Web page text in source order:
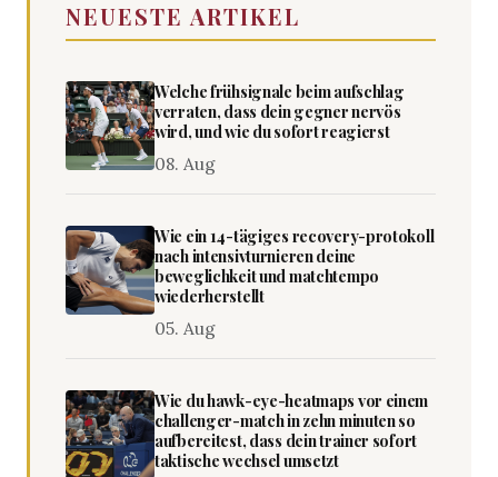
NEUESTE ARTIKEL
Welche frühsignale beim aufschlag
verraten, dass dein gegner nervös
wird, und wie du sofort reagierst
08. Aug
Wie ein 14-tägiges recovery-protokoll
nach intensivturnieren deine
beweglichkeit und matchtempo
wiederherstellt
05. Aug
Wie du hawk-eye-heatmaps vor einem
challenger-match in zehn minuten so
aufbereitest, dass dein trainer sofort
taktische wechsel umsetzt